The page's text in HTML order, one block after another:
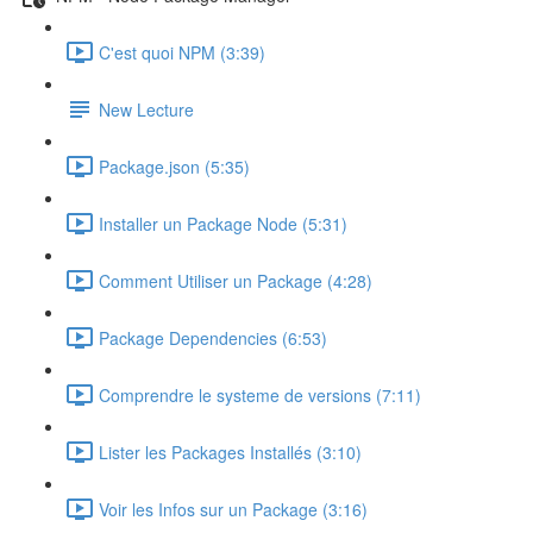
C'est quoi NPM (3:39)
New Lecture
Package.json (5:35)
Installer un Package Node (5:31)
Comment Utiliser un Package (4:28)
Package Dependencies (6:53)
Comprendre le systeme de versions (7:11)
Lister les Packages Installés (3:10)
Voir les Infos sur un Package (3:16)